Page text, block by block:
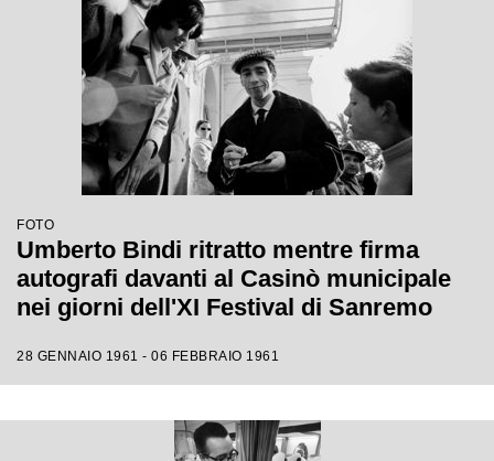
FOTO
Umberto Bindi ritratto mentre firma
autografi davanti al Casinò municipale
nei giorni dell'XI Festival di Sanremo
28 GENNAIO 1961 - 06 FEBBRAIO 1961